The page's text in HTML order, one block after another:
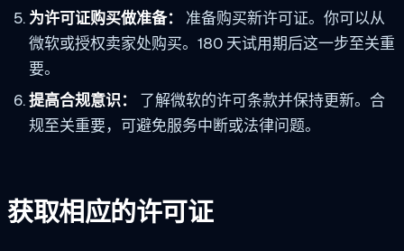
为许可证购买做准备：
准备购买新许可证。你可以从
微软或授权卖家处购买。180 天试用期后这一步至关重
要。
提高合规意识：
了解微软的许可条款并保持更新。合
规至关重要，可避免服务中断或法律问题。
获取相应的许可证